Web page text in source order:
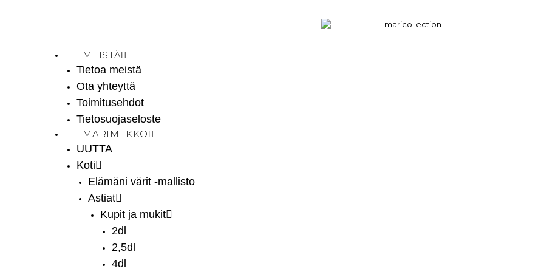
MEISTÄ
Tietoa meistä
Ota yhteyttä
Toimitusehdot
Tietosuojaseloste
MARIMEKKO
UUTTA
Koti
Elämäni värit -mallisto
Astiat
Kupit ja mukit
2dl
2,5dl
4dl